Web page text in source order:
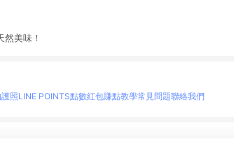
美味！
照LINE POINTS點數紅包賺點教學常見問題聯絡我們